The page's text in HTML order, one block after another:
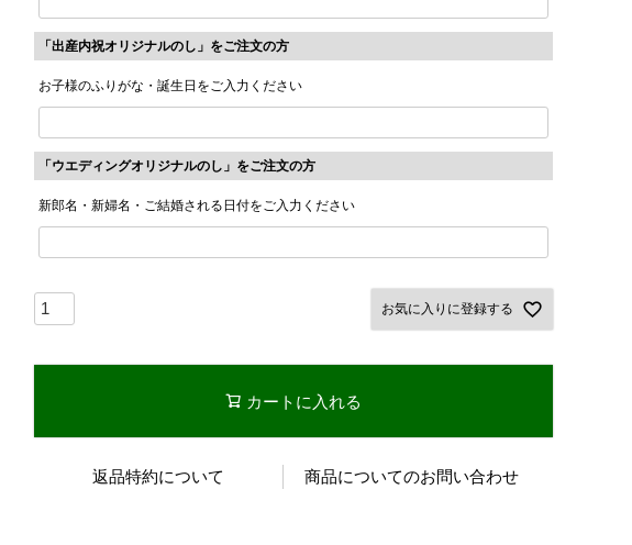
「出産内祝オリジナルのし」をご注文の方
お子様のふりがな・誕生日をご入力ください
「ウエディングオリジナルのし」をご注文の方
新郎名・新婦名・ご結婚される日付をご入力ください
お気に入りに登録する
カートに入れる
返品特約について 商品についてのお問い合わせ